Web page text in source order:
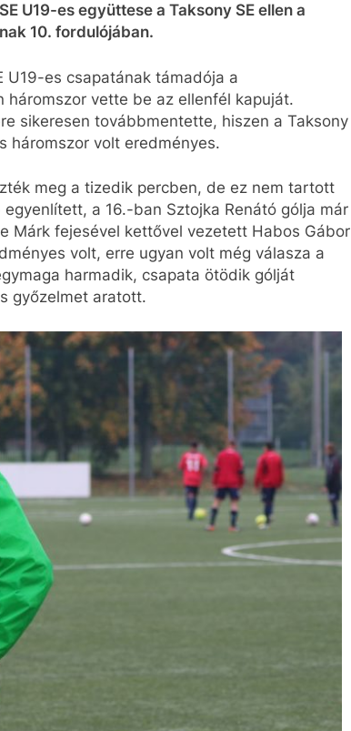
U19-es együttese a Taksony SE ellen a
10. fordulójában.
U19-es csapatának támadója a
háromszor vette be az ellenfél kapuját.
sikeresen továbbmentette, hiszen a Taksony
háromszor volt eredményes.
meg a tizedik percben, de ez nem tartott
a 16.-ban Sztojka Renátó gólja már
Márk fejesével kettővel vezetett Habos Gábor
volt, erre ugyan volt még válasza a
harmadik, csapata ötödik gólját
győzelmet aratott.